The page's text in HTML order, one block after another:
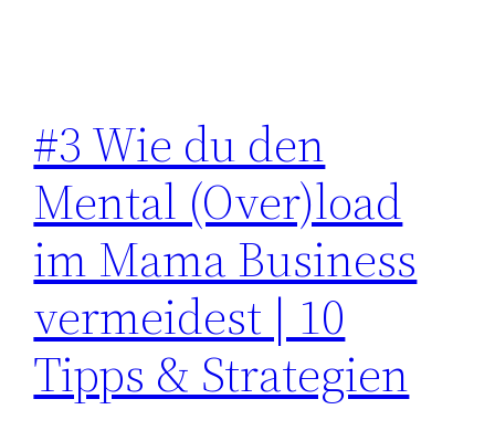
#3 Wie du den
Mental (Over)load
im Mama Business
vermeidest | 10
Tipps & Strategien